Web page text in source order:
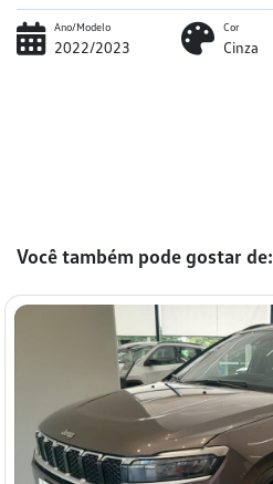
Ano/Modelo
2022/2023
Cor
Cinza
Você também pode gostar de: